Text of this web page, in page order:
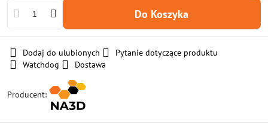
Do Koszyka
Dodaj do ulubionych
Pytanie dotyczące produktu
Watchdog
Dostawa
Producent: